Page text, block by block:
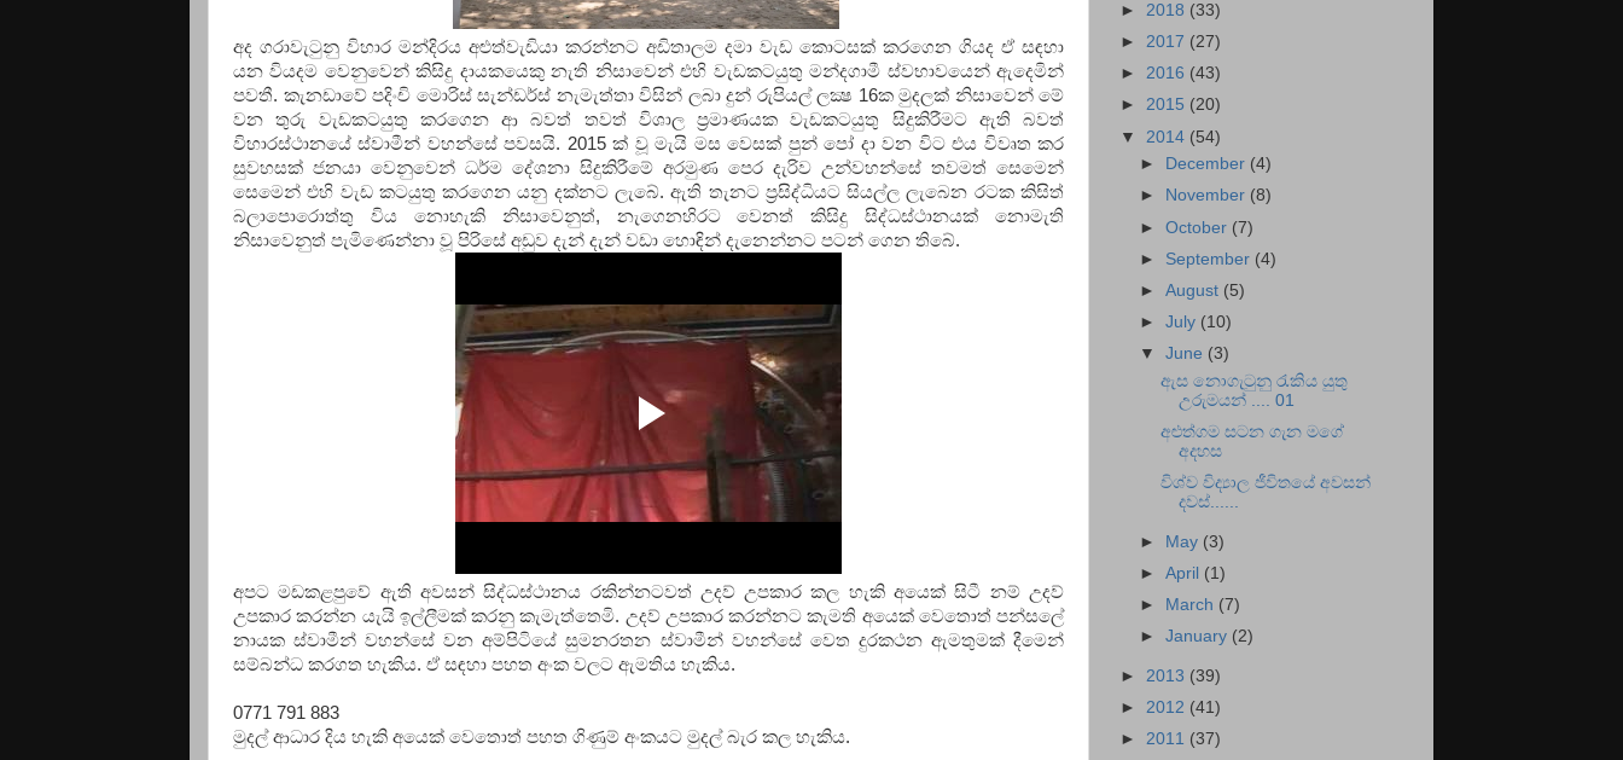
අද ගරාවැටුනු විහාර මන්දිරය අළුත්වැඩියා කරන්නට අඩිතාලම දමා වැඩ කොටසක් කරගෙන ගියද ඒ සඳහා
යන වියදම වෙනුවෙන් කිසිදු දායකයෙකු නැති නිසාවෙන් එහි වැඩකටයුතු මන්දගාමී ස්වභාවයෙන් ඇදෙමින්
පවතී. කැනඩාවේ පදිංචි මොරිස් සැන්ඩර්ස් නැමැත්තා විසින් ලබා දුන් රුපියල් ලක්‍ෂ 16ක මුදලක් නිසාවෙන් මේ
වන තුරු වැඩකටයුතු කරගෙන ආ බවත් තවත් විශාල ප්‍රමාණයක වැඩකටයුතු සිදුකිරීමට ඇති බවත්
විහාරස්ථානයේ ස්වාමීන් වහන්සේ පවසයි. 2015 ක් වූ මැයි මස වෙසක් පුන් පෝ දා වන විට එය විවෘත කර
සුවහසක් ජනයා වෙනුවෙන් ධර්ම දේශනා සිදුකිරීමේ අරමුණ පෙර දැරිව උන්වහන්සේ තවමත් සෙමෙන්
සෙමෙන් එහි වැඩ කටයුතු කරගෙන යනු දක්නට ලැබේ. ඇති තැනට ප්‍රසිද්ධියට සියල්ල ලැබෙන රටක කිසිත්
බලාපොරොත්තු විය නොහැකි නිසාවෙනුත්, නැගෙනහිරට වෙනත් කිසිදු සිද්ධස්ථානයක් නොමැති
නිසාවෙනුත් පැමිණෙන්නා වූ පිරිසේ අඩුව දැන් දැන් වඩා හොඳින් දැනෙන්නට පටන් ගෙන තිබේ.
අපට මඩකළපුවේ ඇති අවසන් සිද්ධස්ථානය රකින්නටවත් උදව් උපකාර කල හැකි අයෙක් සිටී නම් උදව්
උපකාර කරන්න යැයි ඉල්ලීමක් කරනු කැමැත්තෙමි. උදව් උපකාර කරන්නට කැමති අයෙක් වෙතොත් පන්සලේ
නායක ස්වාමීන් වහන්සේ වන අම්පිටියේ සුමනරතන ස්වාමීන් වහන්සේ වෙත දුරකථන ඇමතුමක් දීමෙන්
සම්බන්ධ කරගත හැකිය. ඒ සඳහා පහත අංක වලට ඇමතිය හැකිය.
0771 791 883
මුදල් ආධාර දිය හැකි අයෙක් වෙතොත් පහත ගිණුම් අංකයට මුදල් බැර කල හැකිය.
► 2018 (33)
► 2017 (27)
► 2016 (43)
► 2015 (20)
▼ 2014 (54)
►
December (4)
►
November (8)
►October (7)
► September (4)
►August (5)
►July (10)
▼June (3)
ඇස නොගැටුනු රැකිය යුතු
උරුමයන් .... 01
අළුත්ගම සටන ගැන මගේ
අදහස
විශ්ව විද්‍යාල ජීවිතයේ අවසන්
දවස්......
► May (3)
►April (1)
►
March (7)
►January (2)
► 2013 (39)
► 2012 (41)
► 2011 (37)